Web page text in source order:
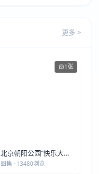
更多 >
1张
北京朝阳公园“快乐大本
营”建党105周年庆祝活动
图集 · 13480浏览